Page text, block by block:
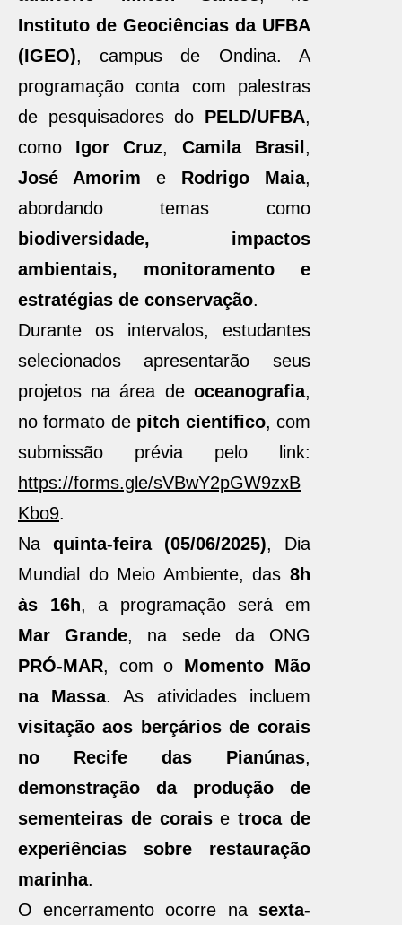
Instituto de Geociências da UFBA
(IGEO), campus de Ondina. A
programação conta com palestras
de pesquisadores do PELD/UFBA,
como Igor Cruz, Camila Brasil ,
José Amorim e Rodrigo Maia,
abordando temas como
biodiversidade, impactos
ambientais, monitoramento e
estratégias de conservação.
Durante os intervalos, estudantes
selecionados apresentarão seus
projetos na área de oceanografia,
no formato de pitch científico, com
submissão prévia pelo link:
https://forms.gle/sVBwY2pGW9zxB
Kbo9.
Na quinta-feira (05/06/2025), Dia
Mundial do Meio Ambiente, das 8h
às 16h, a programação será em
Mar Grande, na sede da ONG
PRÓ-MAR, com o Momento Mão
na Massa. As atividades incluem
visitação aos berçários de corais
no Recife das Pianúnas,
demonstração da produção de
sementeiras de coraisetroca de
experiências sobre restauração
marinha.
O encerramento ocorre na sexta-